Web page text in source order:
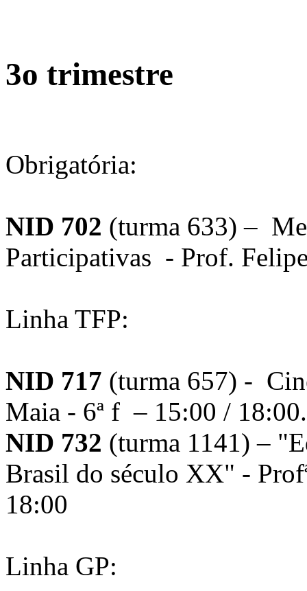
3o trimestre
Obrigatória:
NID 702 (turma 633) –
Participativas - Prof.
Linha TFP:
NID 717 (turma 657) -
Maia - 6ª f – 15:00 /
NID 732 (turma 1141) –
Brasil do século XX" -
18:00
Linha GP: